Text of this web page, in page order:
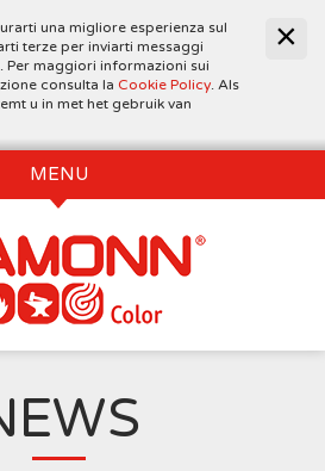
una migliore esperienza sul
terze per inviarti messaggi
maggiori informazioni sui
consulta la Cookie Policy. Als
u in met het gebruik van
MENU